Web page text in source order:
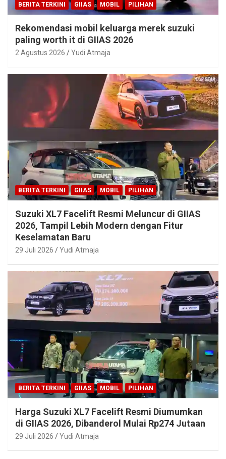
BERITA TERKINI GIIAS MOBIL PILIHAN
Rekomendasi mobil keluarga merek suzuki
paling worth it di GIIAS 2026
2 Agustus 2026 Yudi Atmaja
BERITA TERKINI GIIAS MOBIL PILIHAN
Suzuki XL7 Facelift Resmi Meluncur di GIIAS
2026, Tampil Lebih Modern dengan Fitur
Keselamatan Baru
29 Juli 2026 Yudi Atmaja
BERITA TERKINI GIIAS MOBIL PILIHAN
Harga Suzuki XL7 Facelift Resmi Diumumkan
di GIIAS 2026, Dibanderol Mulai Rp274 Jutaan
29 Juli 2026 Yudi Atmaja